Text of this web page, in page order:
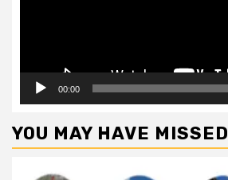
00:00
YOU MAY HAVE MISSED